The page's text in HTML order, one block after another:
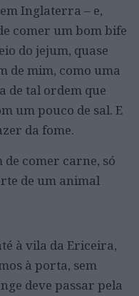
Inglaterra – e,
comer um bom bife
do jejum, quase
de mim, como uma
de tal ordem que
um pouco de sal. E
da fome.
comer carne, só
de um animal
à vila da Ericeira,
à porta, sem
deve passar pela